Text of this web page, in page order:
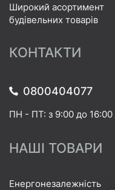
Широкий асортимент
будівельних товарів
КОНТАКТИ
0800404077
ПН - ПТ: з 9:00 до 16:00
НАШІ ТОВАРИ
Енергонезалежність